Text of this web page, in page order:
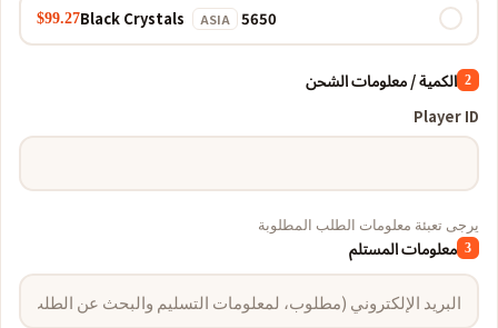
5650 Black Crystals
ASIA
$99.27
2 الكمية / معلومات الشحن
Player ID
يرجى تعبئة معلومات الطلب المطلوبة
3 معلومات المستلم